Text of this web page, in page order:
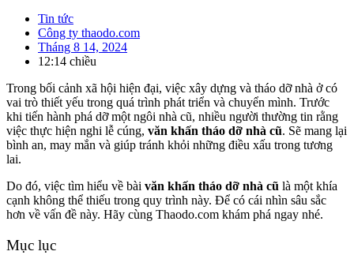
Tin tức
Công ty thaodo.com
Tháng 8 14, 2024
12:14 chiều
Trong bối cảnh xã hội hiện đại, việc xây dựng và tháo dỡ nhà ở có
vai trò thiết yếu trong quá trình phát triển và chuyển mình. Trước
khi tiến hành phá dỡ một ngôi nhà cũ, nhiều người thường tin rằng
việc thực hiện nghi lễ cúng, văn khấn tháo dỡ nhà cũ. Sẽ mang lại
bình an, may mắn và giúp tránh khỏi những điều xấu trong tương
lai.
Do đó, việc tìm hiểu về bài văn khấn tháo dỡ nhà cũ là một khía
cạnh không thể thiếu trong quy trình này. Để có cái nhìn sâu sắc
hơn về vấn đề này. Hãy cùng Thaodo.com khám phá ngay nhé.
Mục lục